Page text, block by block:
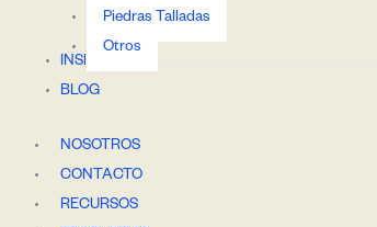
Piedras Talladas
Otros
INSPIRACIÓN
BLOG
NOSOTROS
CONTACTO
RECURSOS